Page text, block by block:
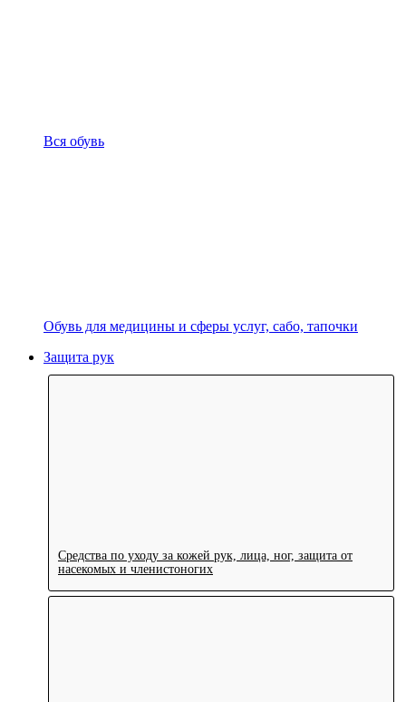
Вся обувь
Обувь для медицины и сферы услуг, сабо, тапочки
Защита рук
Средства по уходу за кожей рук, лица, ног, защита от
насекомых и членистоногих